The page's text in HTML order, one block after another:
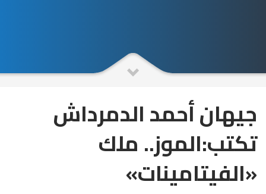
جيهان أحمد الدمرداش
تكتب:الموز.. ملك
«الفيتامينات»